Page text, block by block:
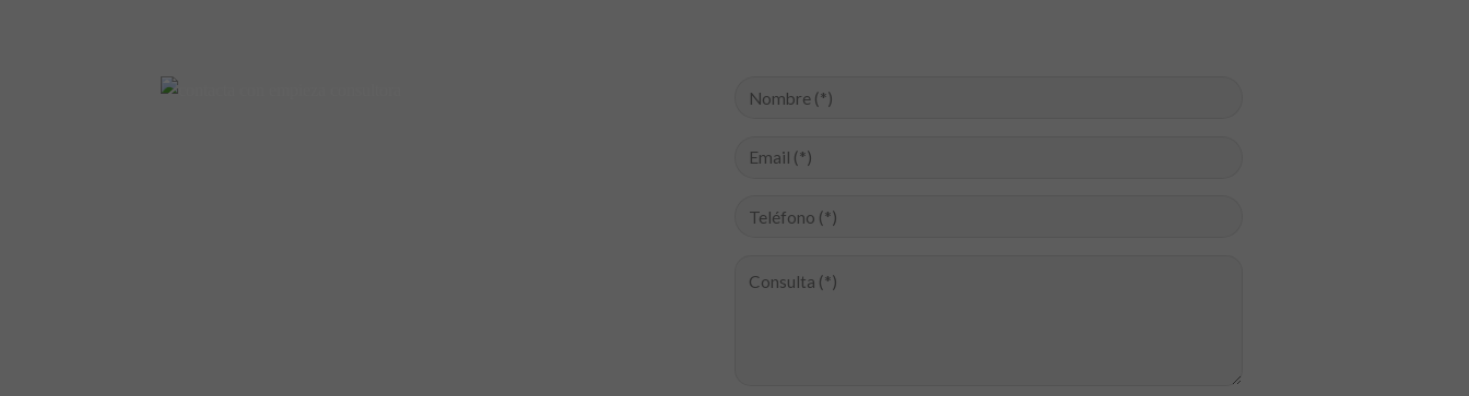
mejor posible
visita. Si
rechaza estas
algunas
funcionalidades
de la web.